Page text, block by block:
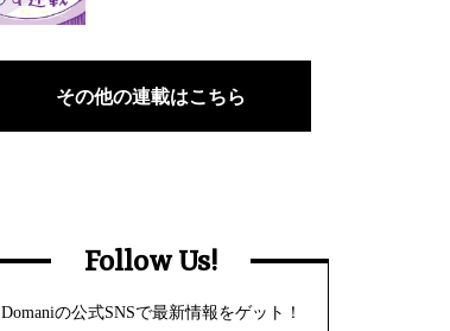
その他の連載はこちら
Follow Us!
Domaniの公式SNSで最新情報をゲット！